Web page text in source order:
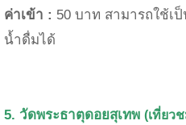
ค่าเข้า : 50 บาท สามารถใช้เ
น้ำดื่มได้
5. วัดพระธาตุดอยสุเทพ (เที่ยว